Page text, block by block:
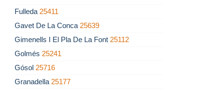
Fulleda 25411
Gavet De La Conca 25639
Gimenells I El Pla De La Font 25112
Golmés 25241
Gósol 25716
Granadella 25177